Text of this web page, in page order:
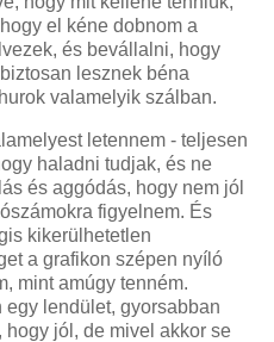
el kéne dobnom a
és bevállalni, hogy
lesznek béna
valamelyik szálban.
letennem - teljesen
haladni tudjak, és ne
és aggódás, hogy nem jól
figyelnem. És
kikerülhetetlen
a grafikon szépen nyíló
mint amúgy tenném.
lendület, gyorsabban
hogy jól, de mivel akkor se